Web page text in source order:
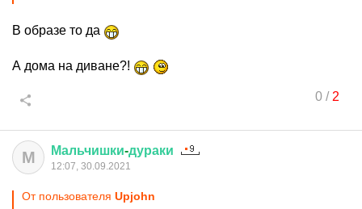
В образе то да
А дома на диване?!
0/ 2
М Мальчишки-дураки
12:07, 30.09.2021
От пользователя Upjohn